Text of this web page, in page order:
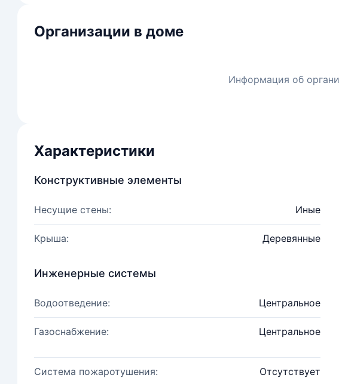
Организации в доме
Информация об
Характеристики
Конструктивные элементы
Несущие стены: Иные
Крыша: Деревянные
Инженерные системы
Водоотведение: Центральное
Газоснабжение: Центральное
Система пожаротушения: Отсутствует